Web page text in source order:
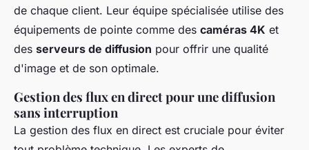
de chaque client. Leur équipe spécialisée utilise des
équipements de pointe comme des caméras 4K et
des serveurs de diffusion pour offrir une qualité
d'image et de son optimale.
Gestion des flux en direct pour une diffusion
sans interruption
La gestion des flux en direct est cruciale pour éviter